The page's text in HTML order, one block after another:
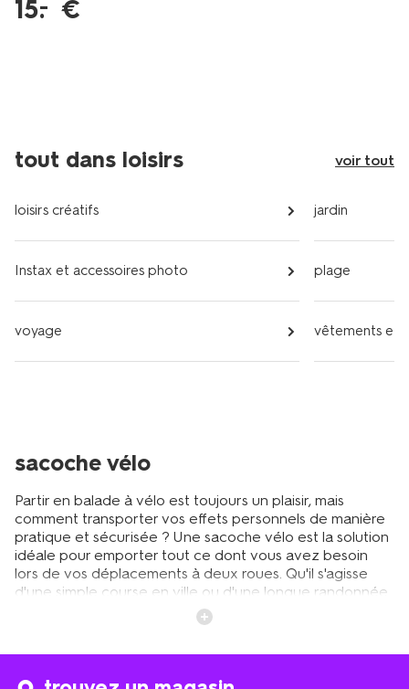
15.
– €
tout dans loisirs voir tout
loisirs créatifs
Instax et accessoires photo
voyage
jardin
plage
vêtements et
sacoche vélo
Partir en balade à vélo est toujours un plaisir, mais
comment transporter vos effets personnels de manière
pratique et sécurisée ? Une sacoche vélo est la solution
idéale pour emporter tout ce dont vous avez besoin
lors de vos déplacements à deux roues. Qu'il s'agisse
d'une simple course en ville ou d'une longue randonnée
cycliste, ces accessoires indispensables vous
permettent de garder vos objets à l'abri tout en
adaptés à tous les types de cyclistes et à toutes les